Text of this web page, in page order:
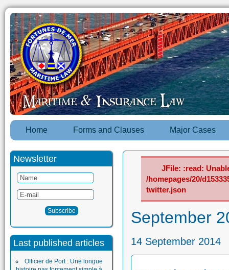
Home Forms and Clauses Major Cases
Newsletter
Last published articles
Officier de Port : Une longue
JFile: :read:
/homepages/20/
twitter.json
September
14 September 2014